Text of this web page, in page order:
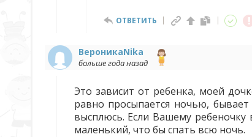
ОТВЕТИТЬ
ВероникаNika
больше года назад
Это зависит от ребенка, моей
равно просыпается ночью,
высплюсь. Если Вашему
маленький, что бы спать всю ночь.